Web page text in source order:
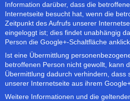
Information darüber, dass die
Internetseite besucht hat, wenn die
Zeitpunkt des Aufrufs unserer
eingeloggt ist; dies findet unabhängig
Person die Google+-Schaltfläche
Ist eine Übermittlung
betroffenen Person nicht gewollt, kann
Übermittlung dadurch verhindern, dass
unserer Internetseite aus ihrem
Weitere Informationen und die